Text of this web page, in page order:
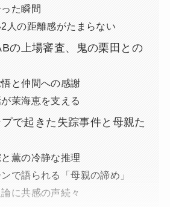
た瞬間
人の距離感がたまらない
の上場審査、鬼の栗田との
と仲間への感謝
茉海恵を支える
で起きた失踪事件と母親た
薫の冷静な推理
で語られる「母親の諦め」
に共感の声続々